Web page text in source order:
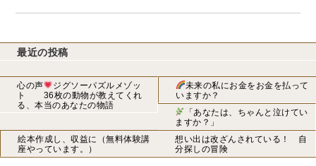
最近の投稿
心の声
ジグソーパズルメゾッ
ト 36枚の動物が教えてくれ
る、本当のあなたの物語
未来の私にお金をお金を払って
いますか？
「あなたは、ちゃんと泣けてい
ますか？」
絵本作成し、収益に（無料体験講
座やっています。）
想い出は改ざんされている！ 自
分探しの冒険